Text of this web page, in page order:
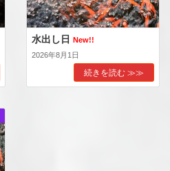
水出し日 New!!
2026年8月1日
続きを読む ≫≫